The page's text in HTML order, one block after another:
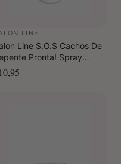
LINE
Line S.O.S Cachos De
Pronta! Spray
Cream 300 ml